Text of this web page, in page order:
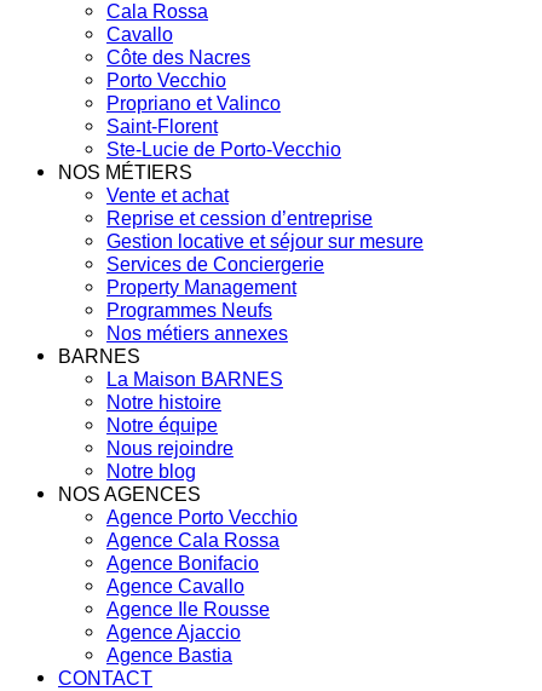
Cala Rossa
Cavallo
Côte des Nacres
Porto Vecchio
Propriano et Valinco
Saint-Florent
Ste-Lucie de Porto-Vecchio
NOS MÉTIERS
Vente et achat
Reprise et cession d’entreprise
Gestion locative et séjour sur mesure
Services de Conciergerie
Property Management
Programmes Neufs
Nos métiers annexes
BARNES
La Maison BARNES
Notre histoire
Notre équipe
Nous rejoindre
Notre blog
NOS AGENCES
Agence Porto Vecchio
Agence Cala Rossa
Agence Bonifacio
Agence Cavallo
Agence Ile Rousse
Agence Ajaccio
Agence Bastia
CONTACT